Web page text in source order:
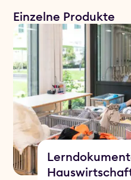
Einzelne Produkte